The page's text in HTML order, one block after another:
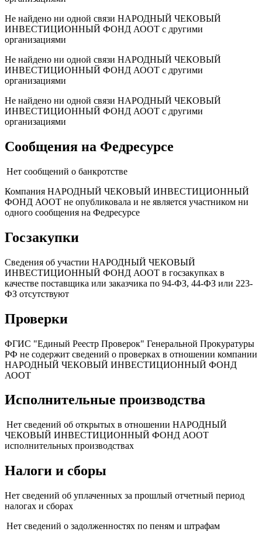
Не найдено ни одной связи НАРОДНЫЙ ЧЕКОВЫЙ
ИНВЕСТИЦИОННЫЙ ФОНД АООТ с другими
организациями
Не найдено ни одной связи НАРОДНЫЙ ЧЕКОВЫЙ
ИНВЕСТИЦИОННЫЙ ФОНД АООТ с другими
организациями
Не найдено ни одной связи НАРОДНЫЙ ЧЕКОВЫЙ
ИНВЕСТИЦИОННЫЙ ФОНД АООТ с другими
организациями
Сообщения на Федресурсе
Нет сообщений о банкротстве
Компания НАРОДНЫЙ ЧЕКОВЫЙ ИНВЕСТИЦИОННЫЙ
ФОНД АООТ не опубликовала и не является участником ни
одного сообщения на Федресурсе
Госзакупки
Сведения об участии НАРОДНЫЙ ЧЕКОВЫЙ
ИНВЕСТИЦИОННЫЙ ФОНД АООТ в госзакупках в
качестве поставщика или заказчика по 94-ФЗ, 44-ФЗ или 223-
ФЗ отсутствуют
Проверки
ФГИС "Единый Реестр Проверок" Генеральной Прокуратуры
РФ не содержит сведений о проверках в отношении компании
НАРОДНЫЙ ЧЕКОВЫЙ ИНВЕСТИЦИОННЫЙ ФОНД
АООТ
Исполнительные производства
Нет сведений об открытых в отношении НАРОДНЫЙ
ЧЕКОВЫЙ ИНВЕСТИЦИОННЫЙ ФОНД АООТ
исполнительных производствах
Налоги и сборы
Нет сведений об уплаченных за прошлый отчетный период
налогах и сборах
Нет сведений о задолженностях по пеням и штрафам